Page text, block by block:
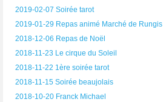
2019-02-07 Soirée tarot
2019-01-29 Repas animé Marché de Rungis
2018-12-06 Repas de Noël
2018-11-23 Le cirque du Soleil
2018-11-22 1ère soirée tarot
2018-11-15 Soirée beaujolais
2018-10-20 Franck Michael